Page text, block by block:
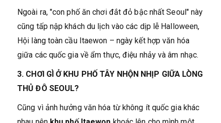
Ngoài ra, "con phố ăn chơi đắt đỏ bậc nhất Seoul" này
cũng tấp nập khách du lịch vào các dịp lễ Halloween,
Hội làng toàn cầu Itaewon – ngày kết hợp văn hóa
giữa các quốc gia về ẩm thực, điệu nhảy và âm nhạc.
3. CHƠI GÌ Ở KHU PHỐ TÂY NHỘN NHỊP GIỮA LÒNG
THỦ ĐÔ SEOUL?
Cũng vì ảnh hưởng văn hóa từ không ít quốc gia khác